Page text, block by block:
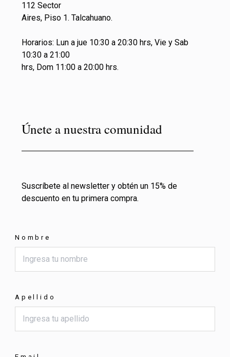
112 Sector
Aires, Piso 1. Talcahuano.
Horarios: Lun a jue 10:30 a 20:30 hrs, Vie y Sab
10:30 a 21:00
hrs, Dom 11:00 a 20:00 hrs.
Únete a nuestra comunidad
Suscríbete al newsletter y obtén un 15% de
descuento en tu primera compra.
Nombre
Apellido